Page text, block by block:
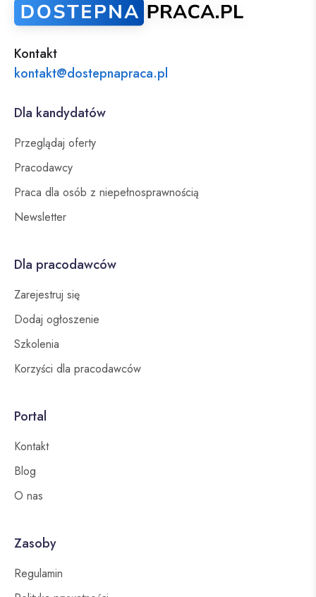
Kontakt
kontakt@dostepnapraca.pl
Dla kandydatów
Przeglądaj oferty
Pracodawcy
Praca dla osób z niepełnosprawnością
Newsletter
Dla pracodawców
Zarejestruj się
Dodaj ogłoszenie
Szkolenia
Korzyści dla pracodawców
Portal
Kontakt
Blog
O nas
Zasoby
Regulamin